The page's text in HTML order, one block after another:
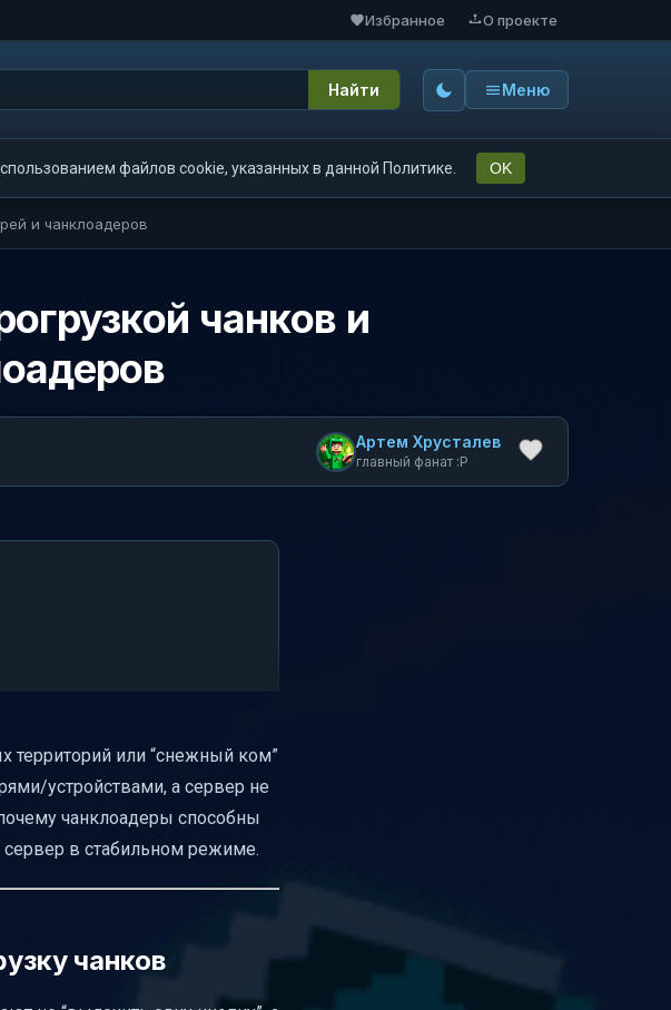
Избранное О проекте
Найти Меню
файлов cookie, указанных в данной Политике. OK
и чанклоадеров
чанков и
Артем Хрусталев
главный фанат :P
территорий или “снежный ком”
устройствами, а сервер не
чанклоадеры способны
в стабильном режиме.
чанков